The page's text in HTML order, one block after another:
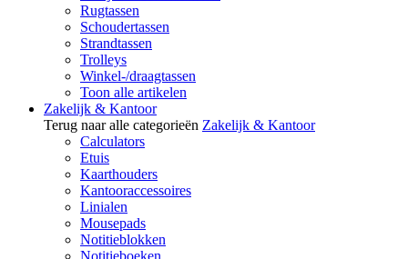
Rugtassen
Schoudertassen
Strandtassen
Trolleys
Winkel-/draagtassen
Toon alle artikelen
Zakelijk & Kantoor
Terug naar alle categorieën Zakelijk & Kantoor
Calculators
Etuis
Kaarthouders
Kantooraccessoires
Linialen
Mousepads
Notitieblokken
Notitieboeken